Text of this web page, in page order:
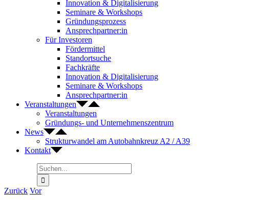
Innovation & Digitalisierung
Seminare & Workshops
Gründungsprozess
Ansprechpartner:in
Für Investoren
Fördermittel
Standortsuche
Fachkräfte
Innovation & Digitalisierung
Seminare & Workshops
Ansprechpartner:in
Veranstaltungen
Veranstaltungen
Gründungs- und Unternehmenszentrum
News
Strukturwandel am Autobahnkreuz A2 / A39
Kontakt
Suche
nach:
Zurück Vor